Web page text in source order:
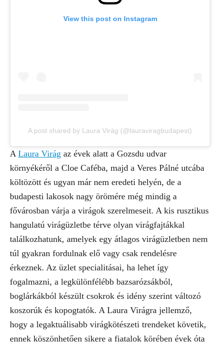
View this post on Instagram
A post shared by Laura Virág (@lauraviragbudapest)
A Laura Virág az évek alatt a Gozsdu udvar
környékéről a Cloe Caféba, majd a Veres Pálné utcába
költözött és ugyan már nem eredeti helyén, de a
budapesti lakosok nagy örömére még mindig a
fővárosban várja a virágok szerelmeseit. A kis rusztikus
hangulatú virágüzletbe térve olyan virágfajtákkal
találkozhatunk, amelyek egy átlagos virágüzletben nem
túl gyakran fordulnak elő vagy csak rendelésre
érkeznek. Az üzlet specialitásai, ha lehet így
fogalmazni, a legkülönfélébb bazsarózsákból,
boglárkákból készült csokrok és idény szerint változó
koszorúk és kopogtatók. A Laura Virágra jellemző,
hogy a legaktuálisabb virágkötészeti trendeket követik,
ennek köszönhetően sikere a fiatalok körében évek óta